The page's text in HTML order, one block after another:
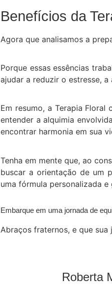
Benefícios da
Agora que analisamos a
Porque essas essências
ajudar a reduzir o estresse,
Em resumo, a Terapia
entender a alquimia
encontrar harmonia em sua
Tenha em mente que, ao
buscar a orientação de um
uma fórmula personalizada
Embarque em uma jornada de
Abraços fraternos, e que sua
Roberta